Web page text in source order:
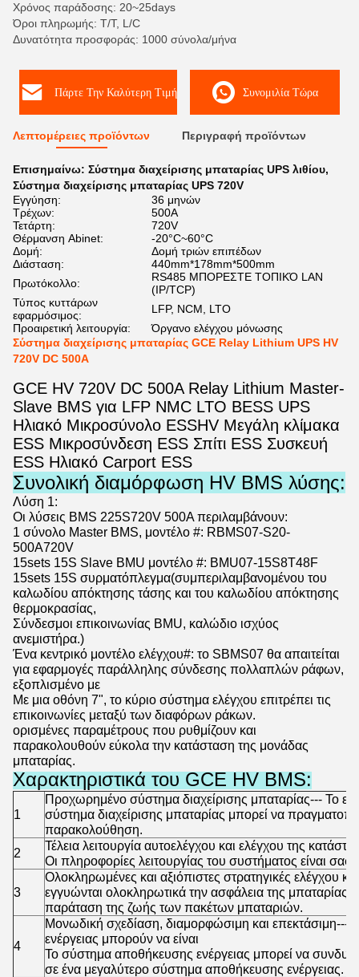
Χρόνος παράδοσης: 20~25days
Όροι πληρωμής: T/T, L/C
Δυνατότητα προσφοράς: 1000 σύνολα/μήνα
Πάρτε Την Καλύτερη Τιμή Συνομιλία Τώρα
Λεπτομέρειες προϊόντων Περιγραφή προϊόντων
Επισημαίνω: Σύστημα διαχείρισης μπαταρίας UPS λιθίου,
Σύστημα διαχείρισης μπαταρίας UPS 720V
Εγγύηση:
36 μηνών
Τρέχων:
500A
Τετάρτη:
720V
Θέρμανση Abinet:
-20°C~60°C
Δομή:
Δομή τριών επιπέδων
Διάσταση:
440mm*178mm*500mm
Πρωτόκολλο:
RS485 ΜΠΟΡΕΣΤΕ ΤΟΠΙΚΌ LAN
(IP/TCP)
Τύπος κυττάρων
εφαρμόσιμος:
LFP, NCM, LTO
Προαιρετική λειτουργία:
Όργανο ελέγχου μόνωσης
Σύστημα διαχείρισης μπαταρίας GCE Relay Lithium UPS HV
720V DC 500A
GCE HV 720V DC 500A Relay Lithium Master-
Slave BMS για LFP NMC LTO BESS UPS
Ηλιακό Μικροσύνολο ESSHV Μεγάλη κλίμακα
ESS Μικροσύνδεση ESS Σπίτι ESS Συσκευή
ESS Ηλιακό Carport ESS
Συνολική διαμόρφωση HV BMS λύσης:
Λύση 1:
Οι λύσεις BMS 225S720V 500A περιλαμβάνουν:
1 σύνολο Master BMS, μοντέλο #: RBMS07-S20-
500A720V
15sets 15S Slave BMU μοντέλο #: BMU07-15S8T48F
15sets 15S συρματόπλεγμα(συμπεριλαμβανομένου του
καλωδίου απόκτησης τάσης και του καλωδίου απόκτησης
θερμοκρασίας,
Σύνδεσμοι επικοινωνίας BMU, καλώδιο ισχύος
ανεμιστήρα.)
Ένα κεντρικό μοντέλο ελέγχου#: το SBMS07 θα απαιτείται
για εφαρμογές παράλληλης σύνδεσης πολλαπλών ράφων,
εξοπλισμένο με
Με μια οθόνη 7", το κύριο σύστημα ελέγχου επιτρέπει τις
επικοινωνίες μεταξύ των διαφόρων ράκων.
ορισμένες παραμέτρους που ρυθμίζουν και
παρακολουθούν εύκολα την κατάσταση της μονάδας
μπαταρίας.
Χαρακτηριστικά του GCE HV BMS:
1
Προχωρημένο σύστημα διαχείρισης μπαταρίας--- Το
σύστημα διαχείρισης μπαταρίας μπορεί να
παρακολούθηση.
2
Τέλεια λειτουργία αυτοελέγχου και ελέγχου της
Οι πληροφορίες λειτουργίας του συστήματος είναι
3
Ολοκληρωμένες και αξιόπιστες στρατηγικές ελέγχου
εγγυώνται ολοκληρωτικά την ασφάλεια της μπαταρίας
παράταση της ζωής των πακέτων μπαταριών.
4
Μονωδική σχεδίαση, διαμορφώσιμη και επεκτάσιμη---
ενέργειας μπορούν να είναι
Το σύστημα αποθήκευσης ενέργειας μπορεί να
σε ένα μεγαλύτερο σύστημα αποθήκευσης ενέργειας.